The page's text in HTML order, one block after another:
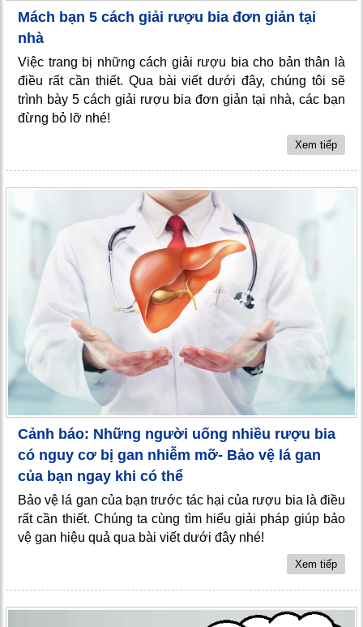
Mách bạn 5 cách giải rượu bia đơn giản tại
nhà
Việc trang bị những cách giải rượu bia cho bản thân là
điều rất cần thiết. Qua bài viết dưới đây, chúng tôi sẽ
trình bày 5 cách giải rượu bia đơn giản tại nhà, các bạn
đừng bỏ lỡ nhé!
Xem tiếp
Cảnh báo: Những người uống nhiều rượu bia
có nguy cơ bị gan nhiễm mỡ- Bảo vệ lá gan
của bạn ngay khi có thể
Bảo vệ lá gan của bạn trước tác hại của rượu bia là điều
rất cần thiết. Chúng ta cùng tìm hiểu giải pháp giúp bảo
vệ gan hiệu quả qua bài viết dưới đây nhé!
Xem tiếp